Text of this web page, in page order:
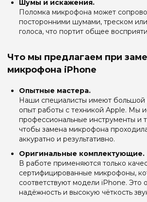
Шумы и искажения.
Поломка микрофона может
посторонними шумами, треском
голоса, что портит общее
Что мы предлагаем при
микрофона iPhone
Опытные мастера.
Наши специалисты имеют большой
опыт работы с техникой Apple. Мы
профессиональные инструменты и
чтобы замена микрофона
аккуратно и результативно.
Оригинальные комплектующие.
В работе применяются только
сертифицированные микрофоны,
соответствуют модели iPhone. Это
надёжность и высокую чёткость